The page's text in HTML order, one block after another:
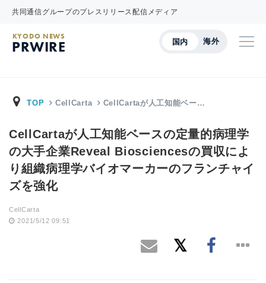
共同通信グループのプレスリリース配信メディア
国内 海外
KYODO NEWS
PRWIRE
TOP CellCarta CellCartaが人工知能ベー…
CellCartaが人工知能ベースの定量的病理学
の大手企業Reveal Biosciencesの買収によ
り組織病理学バイオマーカーのフランチャイ
ズを強化
CellCarta
2021/5/12 09:51